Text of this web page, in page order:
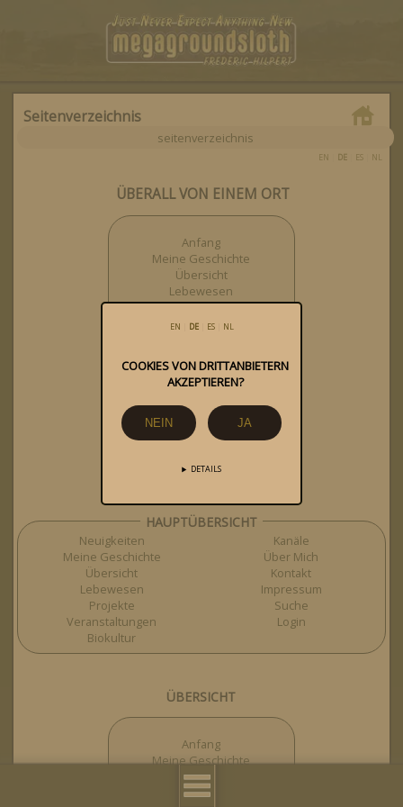
EN DE| ES| NL
COOKIES VON DRITTANBIETERN
AKZEPTIEREN?
NEIN JA
DETAILS
Seitenverzeichnis
seitenverzeichnis
EN DE ES NL
ÜBERALL VON EINEM ORT
Anfang
Meine Geschichte
Übersicht
Lebewesen
Biokultur
Projekte
Kategorien
Hashtags
Standorte
Städte
Regionen
Einzelne Beiträge
HAUPTÜBERSICHT
Neuigkeiten
Meine Geschichte
Übersicht
Lebewesen
Projekte
Veranstaltungen
Biokultur
Kanäle
Über Mich
Kontakt
Impressum
Suche
Login
ÜBERSICHT
Anfang
Meine Geschichte
Übersicht
Lebewesen